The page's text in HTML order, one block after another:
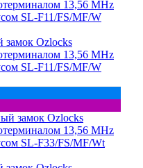
замок Ozlocks
13,56 MHz
SL-F11/FS/MF/W